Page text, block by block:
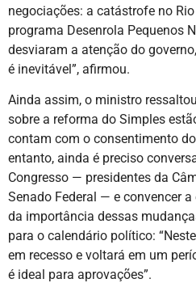
negociações: a catástrofe no
programa Desenrola Pequenos
desviaram a atenção do
é inevitável”, afirmou.
Ainda assim, o ministro
sobre a reforma do Simples
contam com o consentimento
entanto, ainda é preciso
Congresso — presidentes da
Senado Federal — e convencer
da importância dessas
para o calendário político:
em recesso e voltará em um
é ideal para aprovações”.